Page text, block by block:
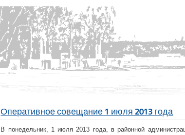
Оперативное совещание 1 июля 2013 года
В понедельник, 1 июля 2013 года, в районной